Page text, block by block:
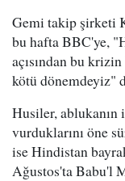
Gemi takip şirketi
bu hafta BBC'ye,
açısından bu krizin
kötü dönemdeyiz"
Husiler, ablukanın
vurduklarını öne
ise Hindistan
Ağustos'ta Babu'l